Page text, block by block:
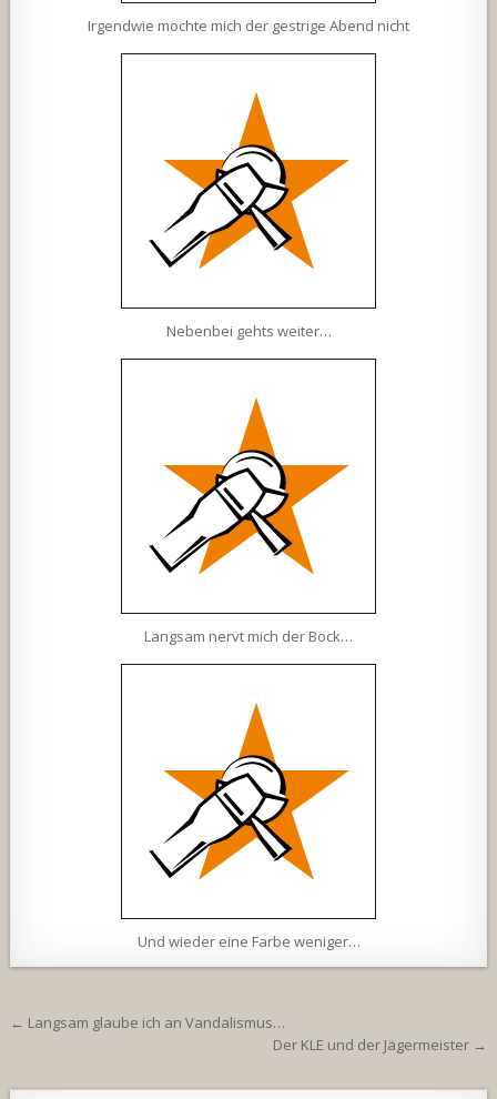
Irgendwie mochte mich der gestrige Abend nicht
Nebenbei gehts weiter…
Langsam nervt mich der Bock…
Und wieder eine Farbe weniger…
Beitragsnavigation
← Langsam glaube ich an Vandalismus…
Der KLE und der Jägermeister →